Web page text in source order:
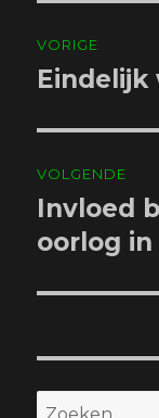
VORIGE
Vorig
VOLGENDE
Volgend
bericht:
Invloed
oorlog
Zoeken